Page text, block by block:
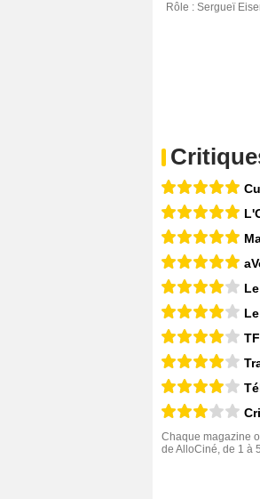
Rôle : Sergueï
Chaque magazine
de AlloCiné, de 1 à